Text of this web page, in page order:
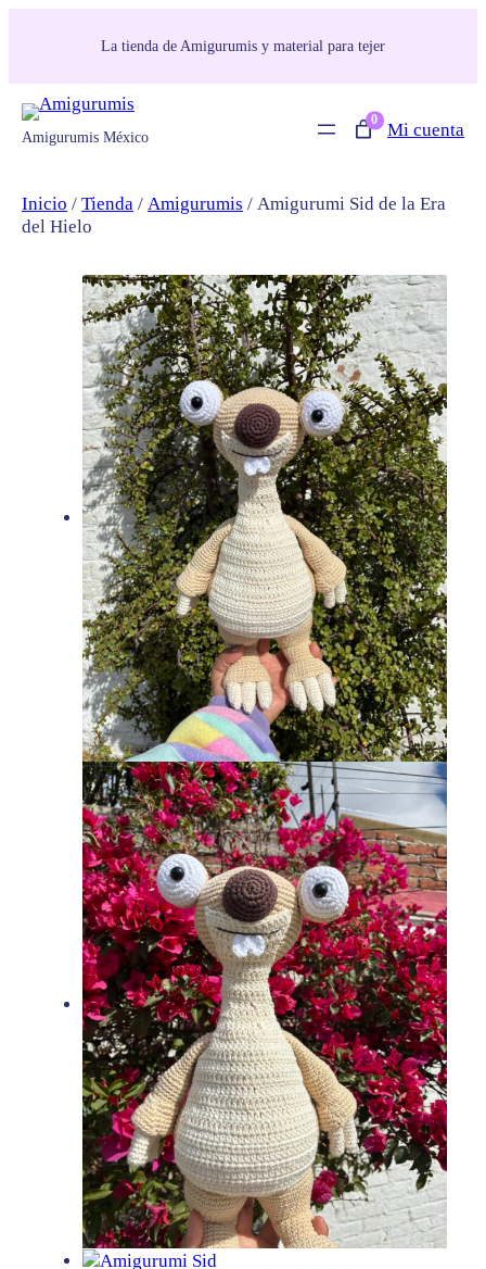
La tienda de Amigurumis y material para tejer
Amigurumis México
0 Mi cuenta
Inicio / Tienda / Amigurumis / Amigurumi Sid de la Era
del Hielo